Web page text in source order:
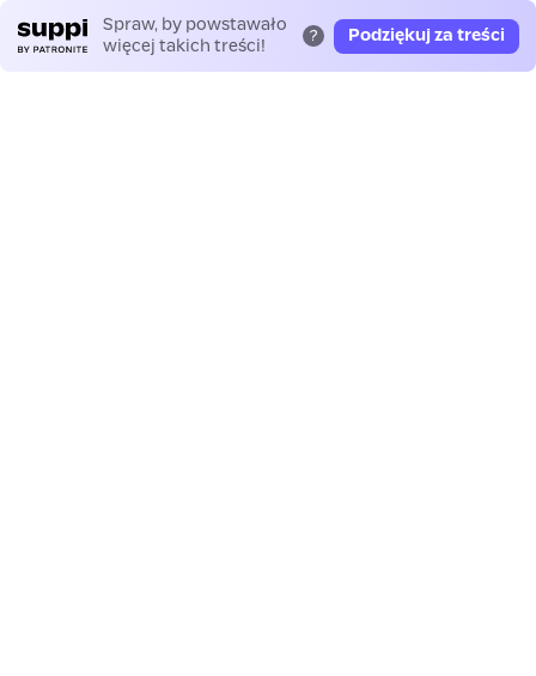
Spraw, by powstawało
więcej takich treści!
? Podziękuj za treści